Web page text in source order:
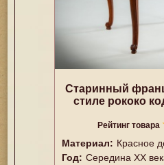
Старинный
стиле рококо
Рейтинг товара
Материал: Красное
Год: Середина XX